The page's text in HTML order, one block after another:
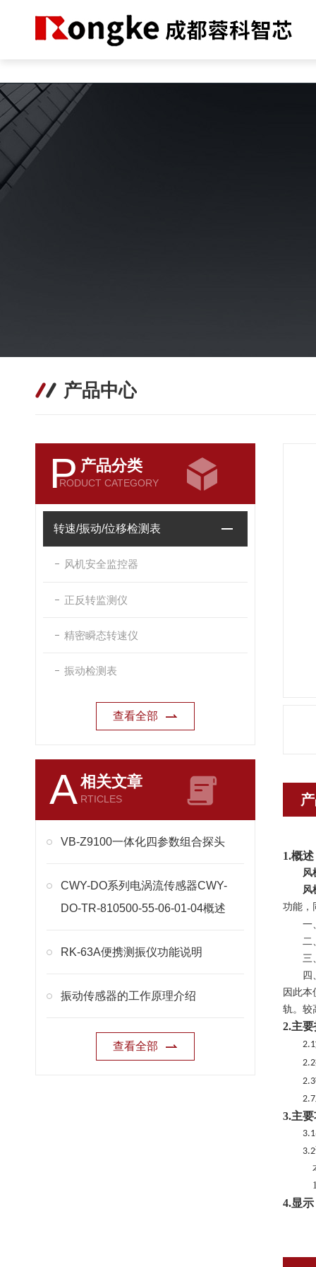
产品中心
P 产品分类
RODUCT CATEGORY
转速/振动/位移检测表
风机安全监控器
正反转监测仪
精密瞬态转速仪
振动检测表
查看全部
A相关文章
RTICLES
VB-Z9100一体化四参数组合探头
CWY-DO系列电涡流传感器CWY-
DO-TR-810500-55-06-01-04概述
RK-63A便携测振仪功能说明
振动传感器的工作原理介绍
查看全部
1.概述
风
风
功能，
一
二
三
四
因此本
轨。较
2.主
2.1
2.2
2.3
2.7
3.主
3.1
3.2
4.显示